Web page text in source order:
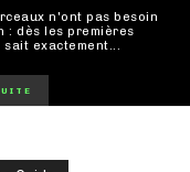
n'ont pas besoin
: dès les premières
exactement...